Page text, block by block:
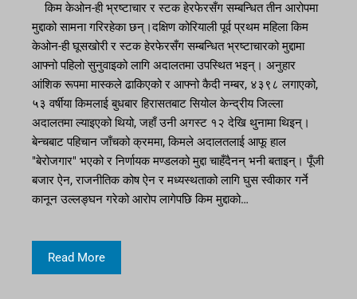
किम केओन-ही भ्रष्टाचार र स्टक हेरफेरसँग सम्बन्धित तीन आरोपमा
मुद्दाको सामना गरिरहेका छन्।दक्षिण कोरियाली पूर्व प्रथम महिला किम
केओन-ही घूसखोरी र स्टक हेरफेरसँग सम्बन्धित भ्रष्टाचारको मुद्दामा
आफ्नो पहिलो सुनुवाइको लागि अदालतमा उपस्थित भइन्। अनुहार
आंशिक रूपमा मास्कले ढाकिएको र आफ्नो कैदी नम्बर, ४३९८ लगाएको,
५३ वर्षीया किमलाई बुधबार हिरासतबाट सियोल केन्द्रीय जिल्ला
अदालतमा ल्याइएको थियो, जहाँ उनी अगस्ट १२ देखि थुनामा थिइन्।
बेन्चबाट पहिचान जाँचको क्रममा, किमले अदालतलाई आफू हाल
"बेरोजगार" भएको र निर्णायक मण्डलको मुद्दा चाहँदैनन् भनी बताइन्। पूँजी
बजार ऐन, राजनीतिक कोष ऐन र मध्यस्थताको लागि घुस स्वीकार गर्ने
कानून उल्लङ्घन गरेको आरोप लागेपछि किम मुद्दाको…
Read More